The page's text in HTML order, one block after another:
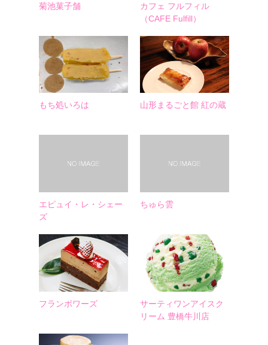
菊池菓子舗
カフェ フルフィル
（CAFE Fulfill）
もち処いろは 山形まるごと館 紅の蔵
エピュイ・レ・シェー
ズ
ちゅら雲
フランボワーズ
サーティワンアイスク
リーム 豊橋牛川店